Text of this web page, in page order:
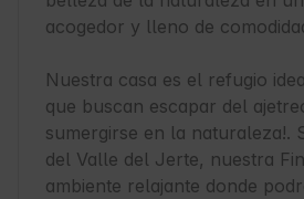
acogedor y lleno de
Nuestra casa es el refugio
que buscan escapar del
sumergirse en la naturaleza!.
del Valle del Jerte, nuestra
ambiente relajante donde